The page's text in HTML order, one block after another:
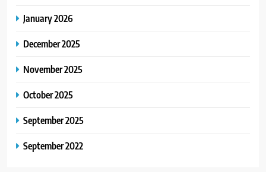
January 2026
December 2025
November 2025
October 2025
September 2025
September 2022